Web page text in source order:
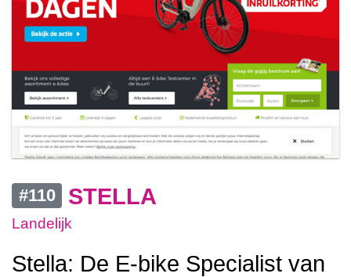
#110 STELLA
Landelijk
Stella: De E-bike Specialist van